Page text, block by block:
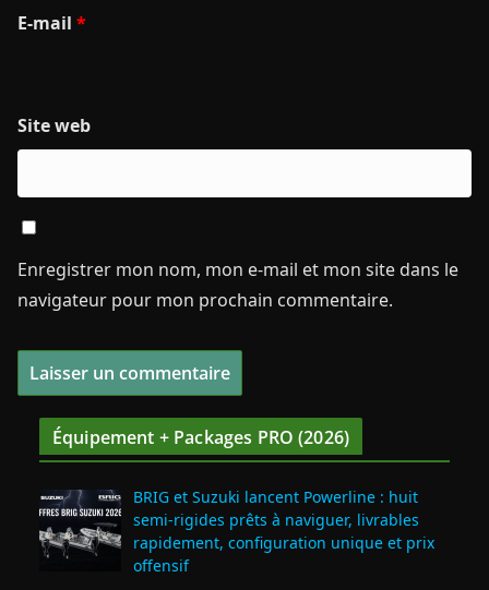
E-mail *
Site web
Enregistrer mon nom, mon e-mail et mon site dans le
navigateur pour mon prochain commentaire.
Équipement + Packages PRO (2026)
BRIG et Suzuki lancent Powerline : huit
semi‑rigides prêts à naviguer, livrables
rapidement, configuration unique et prix
offensif